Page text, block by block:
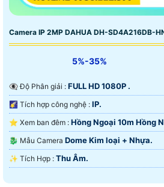
Camera IP 2MP DAHUA DH-SD4A216DB-
5%-35%
👁️‍🗨 Độ Phân giải : FULL HD 1080P .
🌠 Tích hợp công nghệ : IP.
⭐ Xem ban đêm : Hồng Ngoại 10m Hồng
🐉️ Mẫu Camera Dome Kim loại + Nhựa.
️✨ Tích Hợp : Thu Âm.